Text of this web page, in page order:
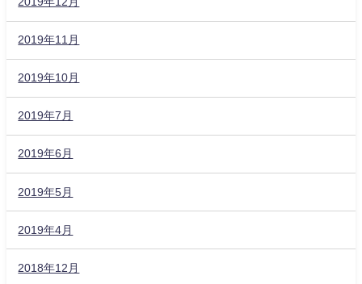
2019年11月
2019年10月
2019年7月
2019年6月
2019年5月
2019年4月
2018年12月